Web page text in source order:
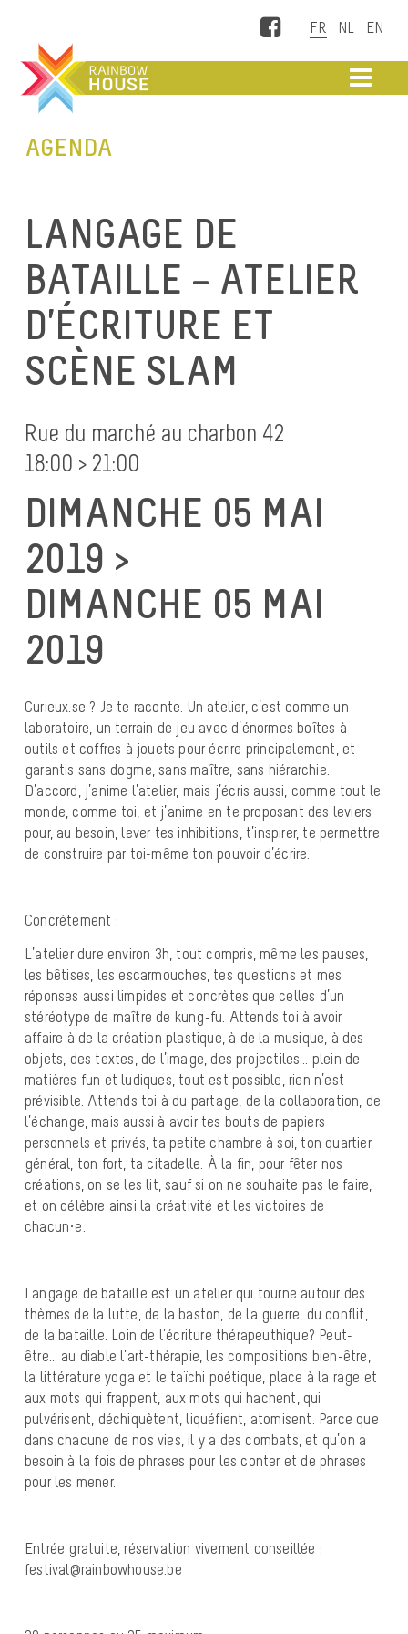
Facebook
AGENDA
LANGAGE DE
BATAILLE – ATELIER
D’ÉCRITURE ET
SCÈNE SLAM
Rue du marché au charbon 42
18:00 > 21:00
DIMANCHE 05 MAI
2019 >
DIMANCHE 05 MAI
2019
Curieux.se ? Je te raconte. Un atelier, c’est comme un
laboratoire, un terrain de jeu avec d’énormes boîtes à
outils et coffres à jouets pour écrire principalement, et
garantis sans dogme, sans maître, sans hiérarchie.
D’accord, j’anime l’atelier, mais j’écris aussi, comme tout le
monde, comme toi, et j’anime en te proposant des leviers
pour, au besoin, lever tes inhibitions, t’inspirer, te permettre
de construire par toi-même ton pouvoir d’écrire.
Concrètement :
L’atelier dure environ 3h, tout compris, même les pauses,
les bêtises, les escarmouches, tes questions et mes
réponses aussi limpides et concrètes que celles d’un
stéréotype de maître de kung-fu. Attends toi à avoir
affaire à de la création plastique, à de la musique, à des
objets, des textes, de l’image, des projectiles… plein de
matières fun et ludiques, tout est possible, rien n’est
prévisible. Attends toi à du partage, de la collaboration, de
l’échange, mais aussi à avoir tes bouts de papiers
personnels et privés, ta petite chambre à soi, ton quartier
général, ton fort, ta citadelle. À la fin, pour fêter nos
créations, on se les lit, sauf si on ne souhaite pas le faire,
et on célèbre ainsi la créativité et les victoires de
chacun·e.
Langage de bataille est un atelier qui tourne autour des
thèmes de la lutte, de la baston, de la guerre, du conflit,
de la bataille. Loin de l’écriture thérapeuthique? Peut-
être… au diable l’art-thérapie, les compositions bien-être,
la littérature yoga et le taïchi poétique, place à la rage et
aux mots qui frappent, aux mots qui hachent, qui
pulvérisent, déchiquètent, liquéfient, atomisent. Parce que
dans chacune de nos vies, il y a des combats, et qu’on a
besoin à la fois de phrases pour les conter et de phrases
pour les mener.
Entrée gratuite, réservation vivement conseillée :
festival@rainbowhouse.be